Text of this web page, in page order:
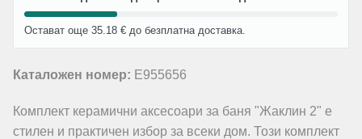
Остават още 35.18 € до безплатна доставка.
Каталожен номер: E955656
Комплект керамични аксесоари за баня "Жаклин 2" е
стилен и практичен избор за всеки дом. Този комплект